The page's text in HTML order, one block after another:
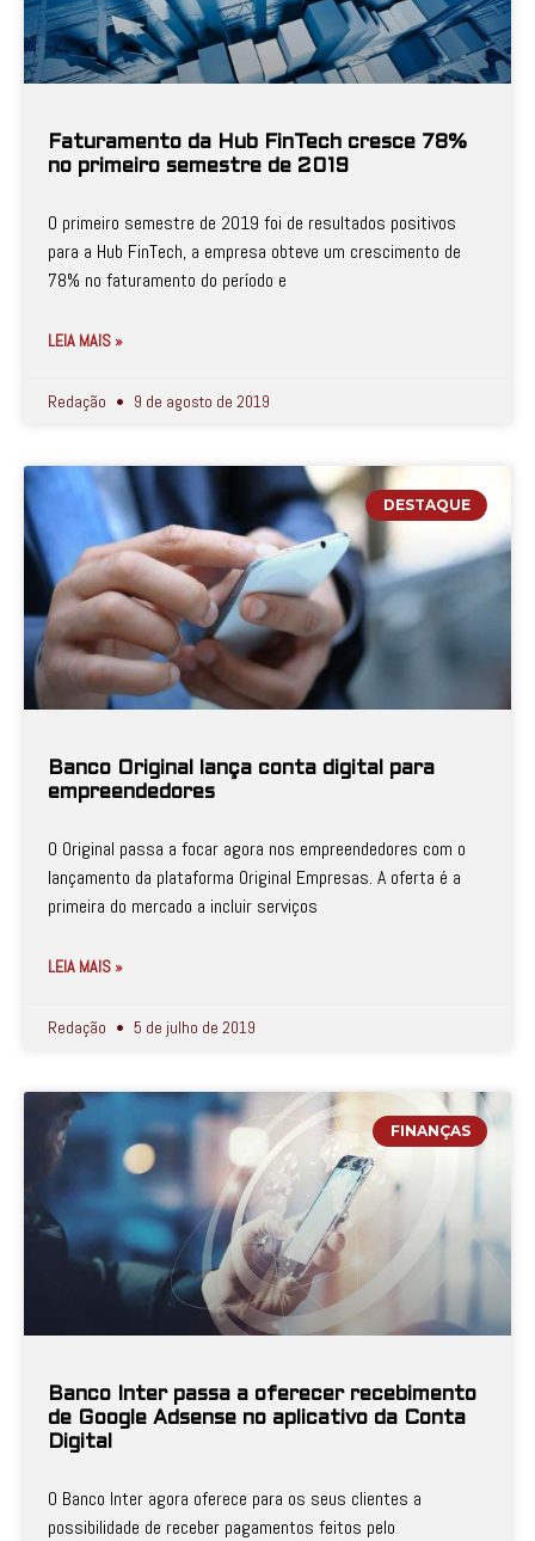
Faturamento da Hub FinTech cresce 78%
no primeiro semestre de 2019
O primeiro semestre de 2019 foi de resultados positivos
para a Hub FinTech, a empresa obteve um crescimento de
78% no faturamento do período e
LEIA MAIS »
Redação 9 de agosto de 2019
DESTAQUE
Banco Original lança conta digital para
empreendedores
O Original passa a focar agora nos empreendedores com o
lançamento da plataforma Original Empresas. A oferta é a
primeira do mercado a incluir serviços
LEIA MAIS »
Redação 5 de julho de 2019
FINANÇAS
Banco Inter passa a oferecer recebimento
de Google Adsense no aplicativo da Conta
Digital
O Banco Inter agora oferece para os seus clientes a
possibilidade de receber pagamentos feitos pelo